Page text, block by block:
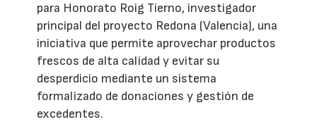
para Honorato Roig Tierno, investigador
principal del proyecto Redona (Valencia), una
iniciativa que permite aprovechar productos
frescos de alta calidad y evitar su
desperdicio mediante un sistema
formalizado de donaciones y gestión de
excedentes.